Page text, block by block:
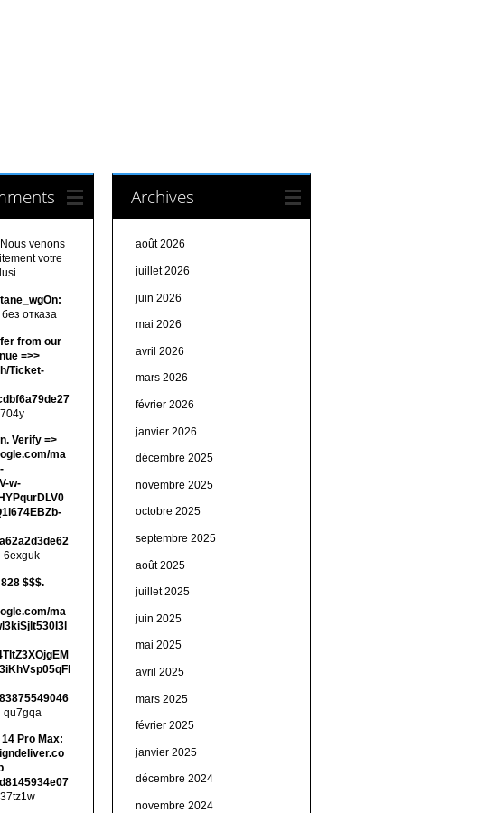
venons
votre
отказа
from our
=>>
Ticket-
Verify =>
ma
w-
6exguk
$$$.
ma
qu7gqa
Pro Max:
37tz1w
Archives
août 2026
juillet 2026
juin 2026
mai 2026
avril 2026
mars 2026
février 2026
janvier 2026
décembre 2025
novembre 2025
octobre 2025
septembre 2025
août 2025
juillet 2025
juin 2025
mai 2025
avril 2025
mars 2025
février 2025
janvier 2025
décembre 2024
novembre 2024